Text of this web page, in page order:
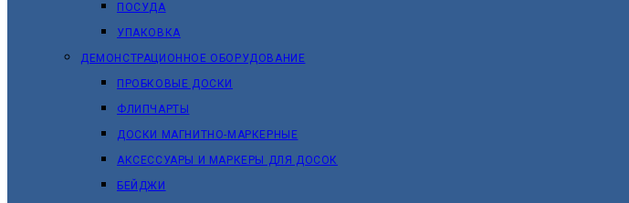
ПОСУДА
УПАКОВКА
ДЕМОНСТРАЦИОННОЕ ОБОРУДОВАНИЕ
ПРОБКОВЫЕ ДОСКИ
ФЛИПЧАРТЫ
ДОСКИ МАГНИТНО-МАРКЕРНЫЕ
АКСЕССУАРЫ И МАРКЕРЫ ДЛЯ ДОСОК
БЕЙДЖИ